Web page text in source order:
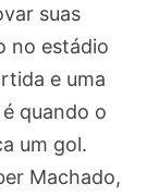
suas
no estádio
e uma
quando o
um gol.
Machado,